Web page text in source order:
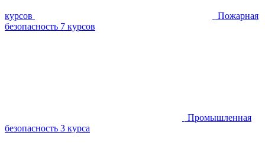
курсов
Пожарная
безопасность 7 курсов
Промышленная
безопасность 3 курса